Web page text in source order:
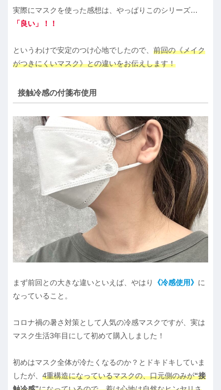
実際にマスクを使った感想は、やっぱりこのシリーズ…
「良い」！！
というわけで安定のつけ心地でしたので、 前回の《メイク
がつきにくいマスク》との違いをお伝えします！
接触冷感の付箋布使用
まず前回との大きな違いといえば、やはり 《冷感使用》 に
なっていること。
コロナ禍の暑さ対策として人気の冷感マスクですが、実は
マスク生活3年目にして初めて購入しました！
初めはマスク全体が冷たくなるのか？とドキドキしていま
したが、 4重構造になっているマスクの、口元側のみが“接